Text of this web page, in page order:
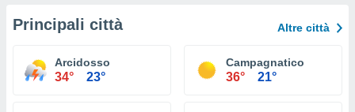
Principali città Altre città
Arcidosso
34° 23°
Campagnatico
36° 21°